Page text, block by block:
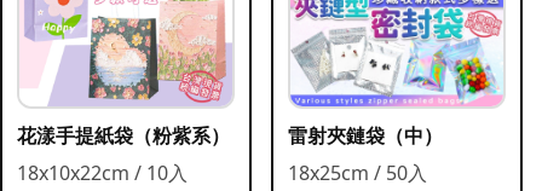
花漾手提紙袋（粉紫系）
18x10x22cm / 10入
雷射夾鏈袋（中）
18x25cm / 50入